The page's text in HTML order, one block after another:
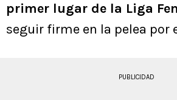
primer lugar de la Liga
seguir firme en la pelea por
PUBLICIDAD